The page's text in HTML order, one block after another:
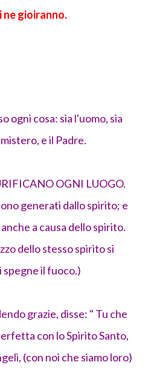
ne gioiranno.
ogni cosa: sia l'uomo, sia
e il Padre.
OGNI LUOGO.
generati dallo spirito; e
a causa dello spirito.
dello stesso spirito si
spegne il fuoco.)
grazie, disse: " Tu che
con lo Spirito Santo,
(con noi che siamo loro)